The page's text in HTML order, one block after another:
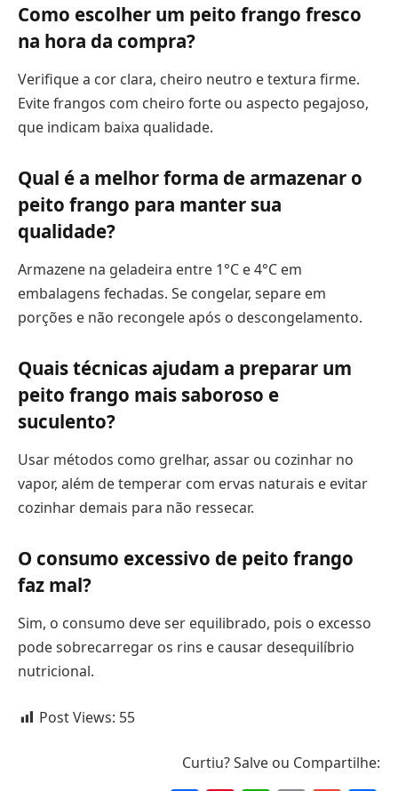
Como escolher um peito frango fresco
na hora da compra?
Verifique a cor clara, cheiro neutro e textura firme.
Evite frangos com cheiro forte ou aspecto pegajoso,
que indicam baixa qualidade.
Qual é a melhor forma de armazenar o
peito frango para manter sua
qualidade?
Armazene na geladeira entre 1°C e 4°C em
embalagens fechadas. Se congelar, separe em
porções e não recongele após o descongelamento.
Quais técnicas ajudam a preparar um
peito frango mais saboroso e
suculento?
Usar métodos como grelhar, assar ou cozinhar no
vapor, além de temperar com ervas naturais e evitar
cozinhar demais para não ressecar.
O consumo excessivo de peito frango
faz mal?
Sim, o consumo deve ser equilibrado, pois o excesso
pode sobrecarregar os rins e causar desequilíbrio
nutricional.
Post Views: 55
Curtiu? Salve ou Compartilhe: